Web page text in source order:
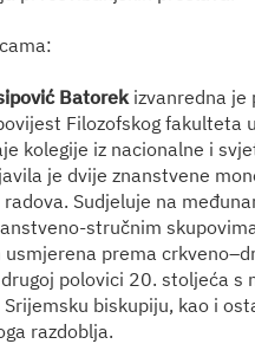
Batorek izvanredna je
Filozofskog fakulteta
kolegije iz nacionalne i
je dvije znanstvene
Sudjeluje na
stručnim
prema
polovici 20. stoljeća s
biskupiju, kao i
razdoblja.